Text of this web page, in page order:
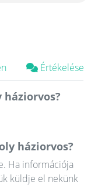
Értékelések
háziorvos?
Ha információja
küldje el nekünk